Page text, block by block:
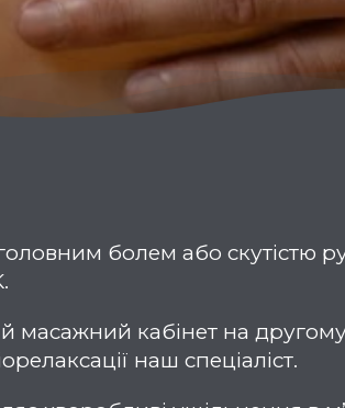
болем або скутістю
масажний кабінет на
наш спеціаліст.